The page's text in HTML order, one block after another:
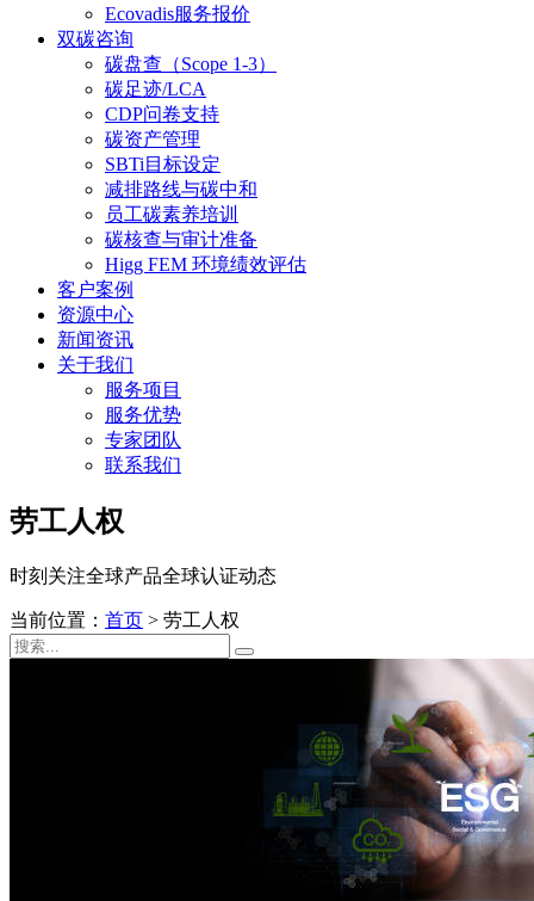
Ecovadis服务报价
双碳咨询
碳盘查（Scope 1-3）
碳足迹/LCA
CDP问卷支持
碳资产管理
SBTi目标设定
减排路线与碳中和
员工碳素养培训
碳核查与审计准备
Higg FEM 环境绩效评估
客户案例
资源中心
新闻资讯
关于我们
服务项目
服务优势
专家团队
联系我们
劳工人权
时刻关注全球产品全球认证动态
当前位置： 首页 > 劳工人权